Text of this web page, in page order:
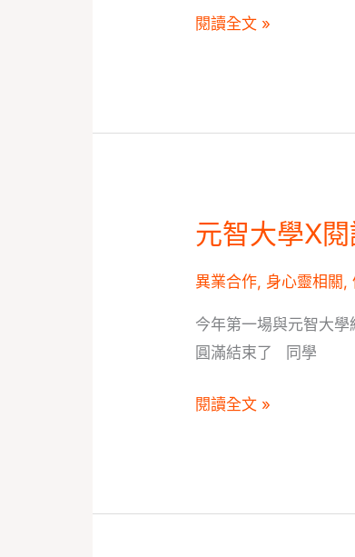
最
倒
數
閱讀全文 »
元智大學X
異業合作, 身心靈相關 ,
今年第一場與元智大
圓滿結束了 同學
元
大
學
X
讀
國
閱讀全文 »